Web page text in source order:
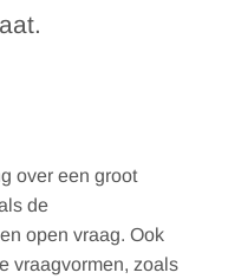
over een groot
de
open vraag. Ook
vraagvormen, zoals